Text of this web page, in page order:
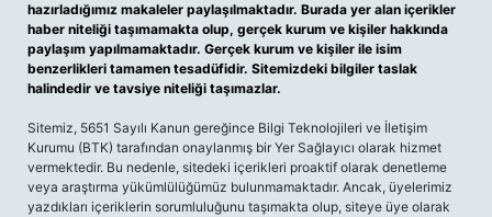
hazırladığımız makaleler paylaşılmaktadır. Burada yer alan içerikler
haber niteliği taşımamakta olup, gerçek kurum ve kişiler hakkında
paylaşım yapılmamaktadır. Gerçek kurum ve kişiler ile isim
benzerlikleri tamamen tesadüfidir. Sitemizdeki bilgiler taslak
halindedir ve tavsiye niteliği taşımazlar.
Sitemiz, 5651 Sayılı Kanun gereğince Bilgi Teknolojileri ve İletişim
Kurumu (BTK) tarafından onaylanmış bir Yer Sağlayıcı olarak hizmet
vermektedir. Bu nedenle, sitedeki içerikleri proaktif olarak denetleme
veya araştırma yükümlülüğümüz bulunmamaktadır. Ancak, üyelerimiz
yazdıkları içeriklerin sorumluluğunu taşımakta olup, siteye üye olarak